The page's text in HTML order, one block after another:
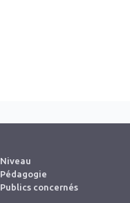
Niveau
Pédagogie
Publics concernés